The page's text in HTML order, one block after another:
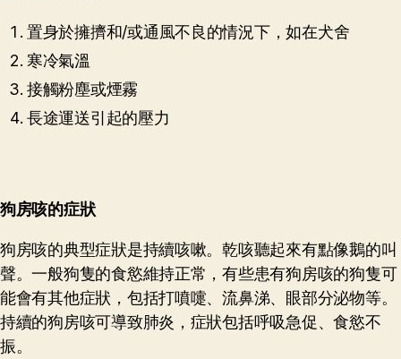
置身於擁擠和/或通風不良的情況下，如在犬舍
寒冷氣溫
接觸粉塵或煙霧
長途運送引起的壓力
狗房咳的症狀
狗房咳的典型症狀是持續咳嗽。乾咳聽起來有點像鵝的叫
聲。一般狗隻的食慾維持正常，有些患有狗房咳的狗隻可
能會有其他症狀，包括打噴嚏、流鼻涕、眼部分泌物等。
持續的狗房咳可導致肺炎，症狀包括呼吸急促、食慾不
振。